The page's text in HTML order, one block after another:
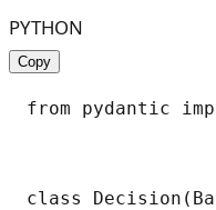
PYTHON
Copy
from pydantic
class